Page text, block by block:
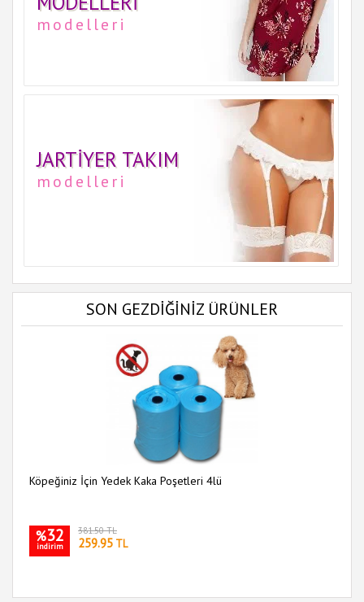
modelleri
JARTIYER TAKIM
modelleri
SON GEZDİĞİNİZ ÜRÜNLER
Köpeğiniz İçin Yedek Kaka Poşetleri 4lü
%32
indirim
381.50 TL
259.95 TL